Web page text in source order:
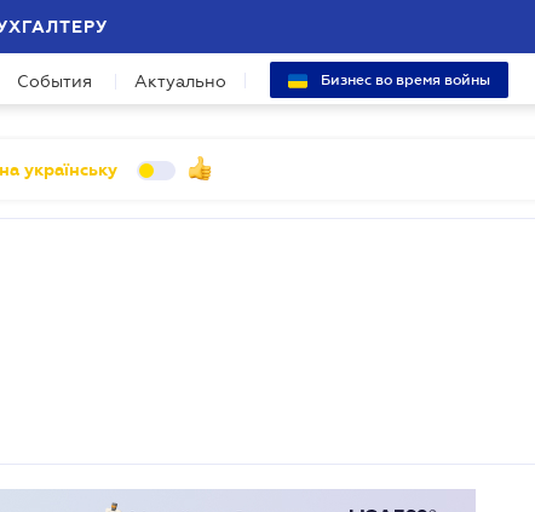
События Актуально Бизнес во время войны
українську